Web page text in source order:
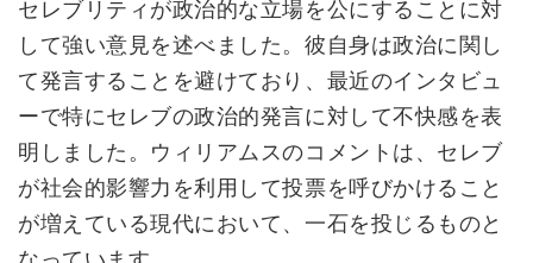
セレブリティが政治的な立場を公にすることに対
して強い意見を述べました。彼自身は政治に関し
て発言することを避けており、最近のインタビュ
ーで特にセレブの政治的発言に対して不快感を表
明しました。ウィリアムスのコメントは、セレブ
が社会的影響力を利用して投票を呼びかけること
が増えている現代において、一石を投じるものと